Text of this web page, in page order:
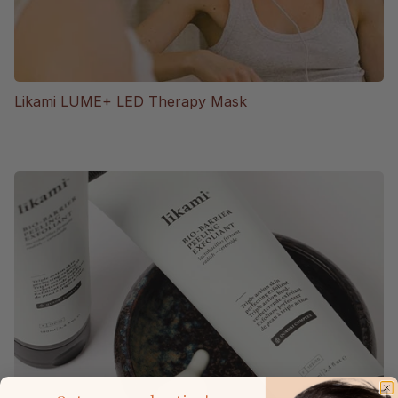
Likami LUME+ LED Therapy Mask